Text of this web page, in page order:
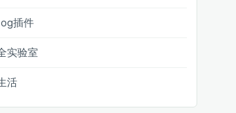
插件
实验室
活